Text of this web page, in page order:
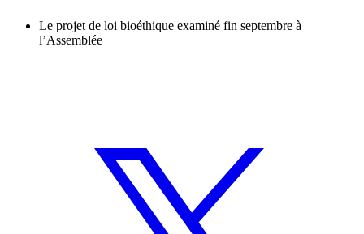
Le projet de loi bioéthique examiné fin septembre à
l’Assemblée